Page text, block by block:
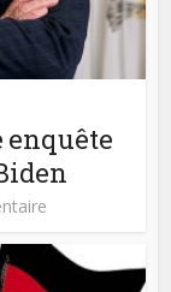
enquête